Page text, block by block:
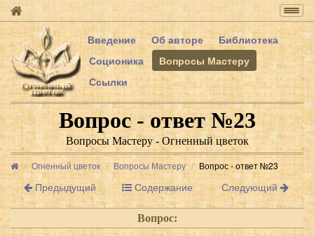
Введение
Об авторе
Библиотека
Соционика
Вопросы Мастеру
Ссылки
Вопрос - ответ №23
Вопросы Мастеру - Огненный цветок
Огненный цветок Вопросы Мастеру Вопрос - ответ №23
Предыдущий Содержание Следующий
Вопрос: